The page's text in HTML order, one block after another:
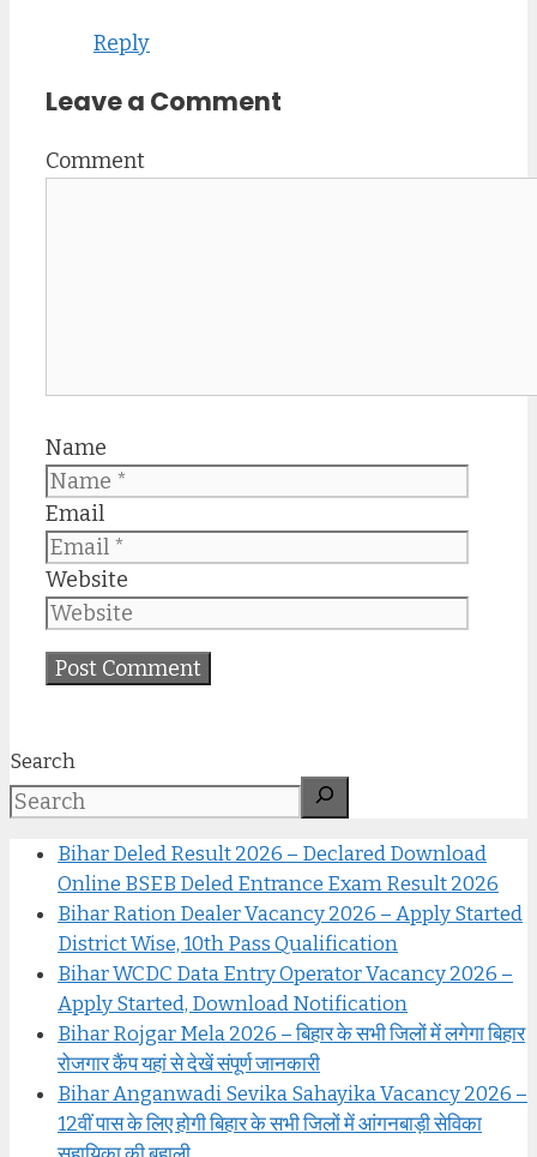
Reply
Leave a Comment
Comment
Name
Email
Website
Search
Bihar Deled Result 2026 – Declared Download
Online BSEB Deled Entrance Exam Result 2026
Bihar Ration Dealer Vacancy 2026 – Apply Started
District Wise, 10th Pass Qualification
Bihar WCDC Data Entry Operator Vacancy 2026 –
Apply Started, Download Notification
Bihar Rojgar Mela 2026 – बिहार के सभी जिलों में लगेगा बिहार
रोजगार कैंप यहां से देखें संपूर्ण जानकारी
Bihar Anganwadi Sevika Sahayika Vacancy 2026 –
12वीं पास के लिए होगी बिहार के सभी जिलों में आंगनबाड़ी सेविका